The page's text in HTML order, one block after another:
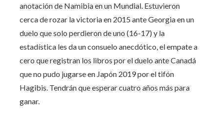
anotación de Namibia en un Mundial. Estuvieron
cerca de rozar la victoria en 2015 ante Georgia en un
duelo que solo perdieron de uno (16-17) y la
estadística les da un consuelo anecdótico, el empate a
cero que registran los libros por el duelo ante Canadá
que no pudo jugarse en Japón 2019 por el tifón
Hagibis. Tendrán que esperar cuatro años más para
ganar.